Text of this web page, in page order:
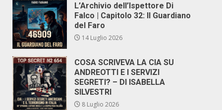
L’Archivio dell’Ispettore Di
Falco | Capitolo 32: Il Guardiano
del Faro
14 Luglio 2026
COSA SCRIVEVA LA CIA SU
ANDREOTTI E I SERVIZI
SEGRETI? – DI ISABELLA
SILVESTRI
8 Luglio 2026